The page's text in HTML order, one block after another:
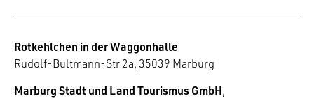
Rotkehlchen in der Waggonhalle
Rudolf-Bultmann-Str 2a, 35039 Marburg
Marburg Stadt und Land Tourismus GmbH,